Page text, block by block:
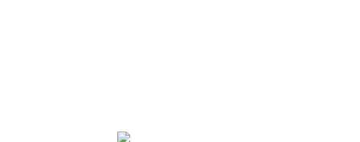
Ürün fiyatı diğer sitelerden daha pahalı.